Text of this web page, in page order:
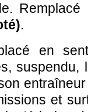
.
en
suspendu,
et